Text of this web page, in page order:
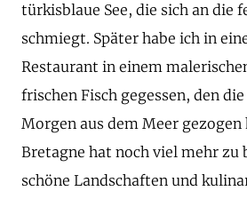
türkisblaue See, die sich an die
schmiegt. Später habe ich in
Restaurant in einem
frischen Fisch gegessen, den
Morgen aus dem Meer gezogen
Bretagne hat noch viel mehr zu
schöne Landschaften und